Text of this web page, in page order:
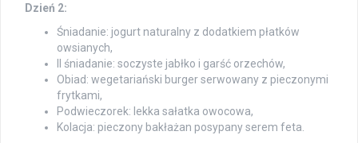
Dzień 2:
Śniadanie: jogurt naturalny z dodatkiem płatków
owsianych,
II śniadanie: soczyste jabłko i garść orzechów,
Obiad: wegetariański burger serwowany z pieczonymi
frytkami,
Podwieczorek: lekka sałatka owocowa,
Kolacja: pieczony bakłażan posypany serem feta.